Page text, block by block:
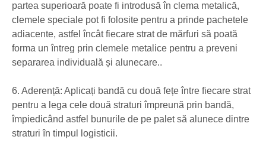
partea superioară poate fi introdusă în clema metalică,
clemele speciale pot fi folosite pentru a prinde pachetele
adiacente, astfel încât fiecare strat de mărfuri să poată
forma un întreg prin clemele metalice pentru a preveni
separarea individuală și alunecare..
6. Aderență: Aplicați bandă cu două fețe între fiecare strat
pentru a lega cele două straturi împreună prin bandă,
împiedicând astfel bunurile de pe palet să alunece dintre
straturi în timpul logisticii.